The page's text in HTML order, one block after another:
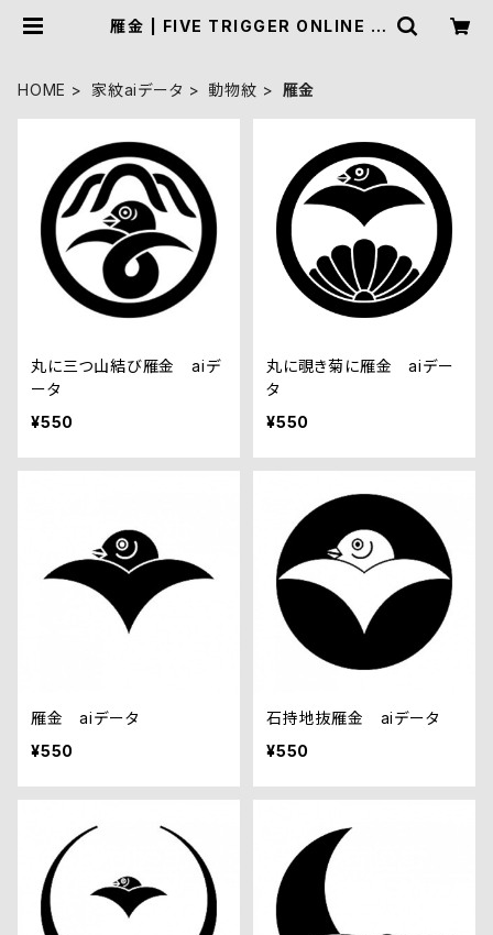
雁金 | FIVE TRIGGER ONLINE S
HOME 家紋aiデータ 動物紋 雁金
丸に三つ山結び雁金 aiデ
ータ
¥550
丸に覗き菊に雁金 aiデー
タ
¥550
雁金 aiデータ
¥550
石持地抜雁金 aiデータ
¥550